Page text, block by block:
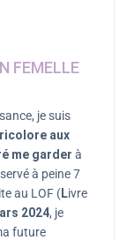
FEMELLE
je suis
aux
me garder à
à peine 7
au LOF (Livre
2024, je
future